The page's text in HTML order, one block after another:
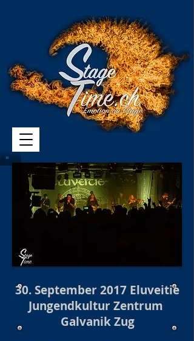
30. September 2017 Eluveitie
Jungendkultur Zentrum
Galvanik Zug